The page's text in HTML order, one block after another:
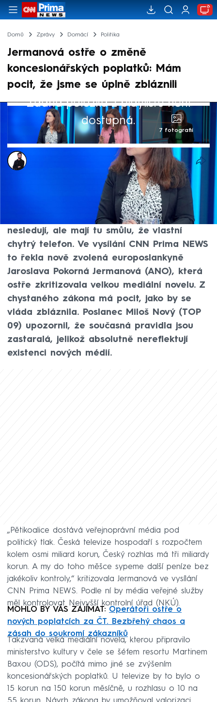
Domů Zprávy Domácí Politika
Jermanová ostře o změně
koncesionářských poplatků: Mám
pocit, že jsme se úplně zbláznili
Žádná položka z playlistu není
dostupná.
7 fotografií
Marek Veselý
11. čvn 2024, 13:50
Je naprosto nepřijatelné, abychom
koncesionářské poplatky přikazovali i
občanům, kteří veřejnoprávní média
nesledují, ale mají tu smůlu, že vlastní
chytrý telefon. Ve vysílání CNN Prima NEWS
to řekla nově zvolená europoslankyně
Jaroslava Pokorná Jermanová (ANO), která
ostře zkritizovala velkou mediální novelu. Z
chystaného zákona má pocit, jako by se
vláda zbláznila. Poslanec Miloš Nový (TOP
09) upozornil, že současná pravidla jsou
zastaralá, jelikož absolutně nereflektují
existenci nových médií.
„Pětikoalice dostává veřejnoprávní média pod
politický tlak. Česká televize hospodaří s rozpočtem
kolem osmi miliard korun, Český rozhlas má tři miliardy
korun. A my do toho měšce sypeme další peníze bez
jakékoliv kontroly,“ kritizovala Jermanová ve vysílání
CNN Prima NEWS. Podle ní by média veřejné služby
měl kontrolovat Nejvyšší kontrolní úřad (NKÚ).
MOHLO BY VÁS ZAJÍMAT: Operátoři ostře o
nových poplatcích za ČT. Bezbřehý chaos a
zásah do soukromí zákazníků
Takzvaná velká mediální novela, kterou připravilo
ministerstvo kultury v čele se šéfem resortu Martinem
Baxou (ODS), počítá mimo jiné se zvýšením
koncesionářských poplatků. U televize by to bylo o
15 korun na 150 korun měsíčně, u rozhlasu o 10 na